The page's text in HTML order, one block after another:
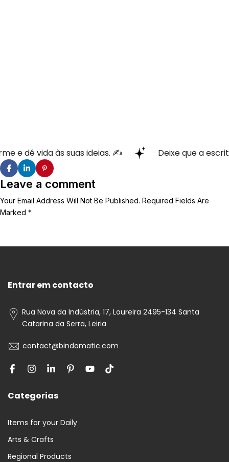
e dê vida às suas ideias. ✍ Deixe que a
Leave a comment
Your Email Address Will Not Be Published. Required Fields Are
Marked *
Entrar em contacto
Rua Nova da Indústria, 17, Loureira 2495-134 Santa
Catarina da Serra, Leiria
contact@bindomatic.com
Categorias
Items for your Daily
Arts & Crafts
Regional Products